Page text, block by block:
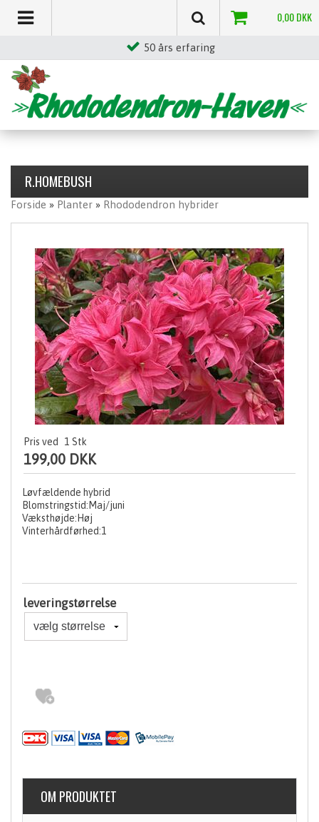
50 års erfaring
0,00DKK
R.HOMEBUSH
Forside » Planter » Rhododendron hybrider
Pris ved 1 Stk
199,00 DKK
Løvfældende hybrid
Blomstringstid:Maj/juni
Væksthøjde:Høj
Vinterhårdførhed:1
leveringstørrelse
OM PRODUKTET